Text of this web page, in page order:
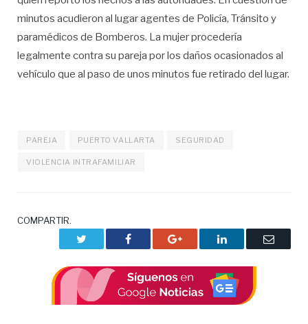
minutos acudieron al lugar agentes de Policía, Tránsito y
paramédicos de Bomberos. La mujer procedería
legalmente contra su pareja por los daños ocasionados al
vehículo que al paso de unos minutos fue retirado del lugar.
PAREJA PUERTO VALLARTA SEGURIDAD
VIOLENCIA INTRAFAMILIAR
COMPARTIR.
Facebook Google+ LinkedIn
Correo